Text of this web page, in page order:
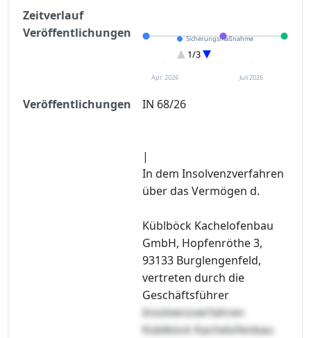
Zeitverlauf
Veröffentlichungen
Sicherungsmaßnahme
Eröffnung
Sonstiges
1/3
Apr. 2026 Juli 2026
Veröffentlichungen IN 68/26
|
In dem Insolvenzverfahren
über das Vermögen d.
Küblböck Kachelofenbau
GmbH, Hopfenröthe 3,
93133 Burglengenfeld,
vertreten durch die
Geschäftsführer
Insolvenzverfahren
Küblböck Kachelofenbau